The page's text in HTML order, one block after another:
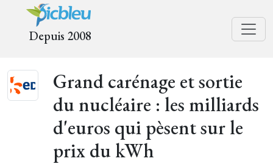
Depuis 2008
Grand carénage et sortie
du nucléaire : les milliards
d'euros qui pèsent sur le
prix du kWh